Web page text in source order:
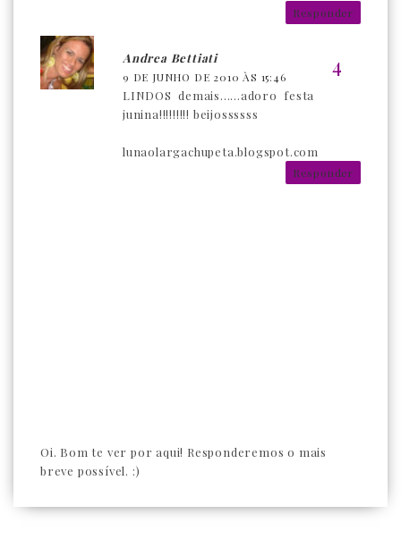
Responder
Andrea Bettiati
9 DE JUNHO DE 2010 ÀS 15:46
LINDOS demais......adoro festa
junina!!!!!!!!! beijossssss
lunaolargachupeta.blogspot.com
Responder
Oi. Bom te ver por aqui! Responderemos o mais
breve possível. :)